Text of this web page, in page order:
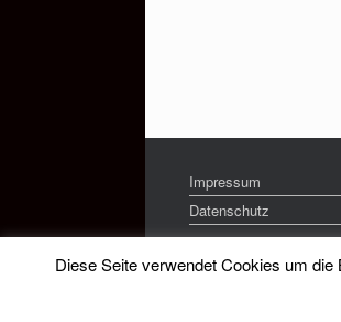
Impressum
Datenschutz
Diese Seite verwendet Cookies um